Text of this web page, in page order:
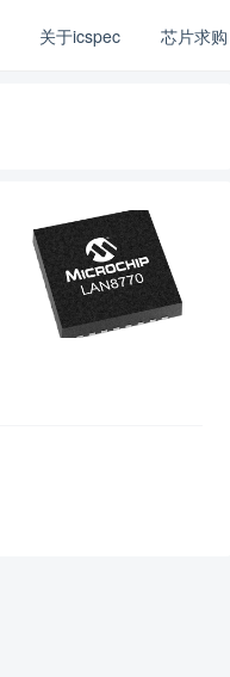
关于icspec 芯片求购